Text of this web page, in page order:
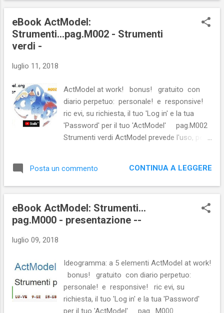
per chi voleva restare giovane!! tiki nel
Social ActModel Group, allora ospitato
Gioventù/Jeunesse. Non sa come sia andata
alle circa 15.000 mail che hanno cofermato
'Register' e che ancora egli ha in archivio.
Dall'hosting 'Kolst' è però...
eBook ActModel:
Strumenti...pag.M002 - Strumenti
verdi -
luglio 11, 2018
ActModel at work! bonus! gratuito con
diario perpetuo: personale! e responsive!
ric evi, su richiesta, il tuo 'Log in' e la tua
'Password' per il tuo 'ActModel' pag.M002
Strumenti verdi ActModel prevede l'uso, per
https://www.google.it/intl/it/about/products/
e qui di seguito, puoi vedere l'impressionante
ActModel prevede a bordo per il suo gruppo.
fig 002-1 tante funzioni gratuite e non di
tempi chiamato Google Apps) abbonamento
che permette di azzerare spese dell'ordine
di 4€/mese a persona/licenza. Al Profilo
Aziendale G Suite di questo ...
Posta un commento CONTINUA A LEGGERE
eBook ActModel: Strumenti...
pag.M000 - presentazione --
luglio 09, 2018
Ideogramma: a 5 elementi ActModel at work!
bonus! gratuito con diario perpetuo:
personale! e responsive! ric evi, su
richiesta, il tuo 'Log in' e la tua 'Password'
per il tuo 'ActModel' pag . M000